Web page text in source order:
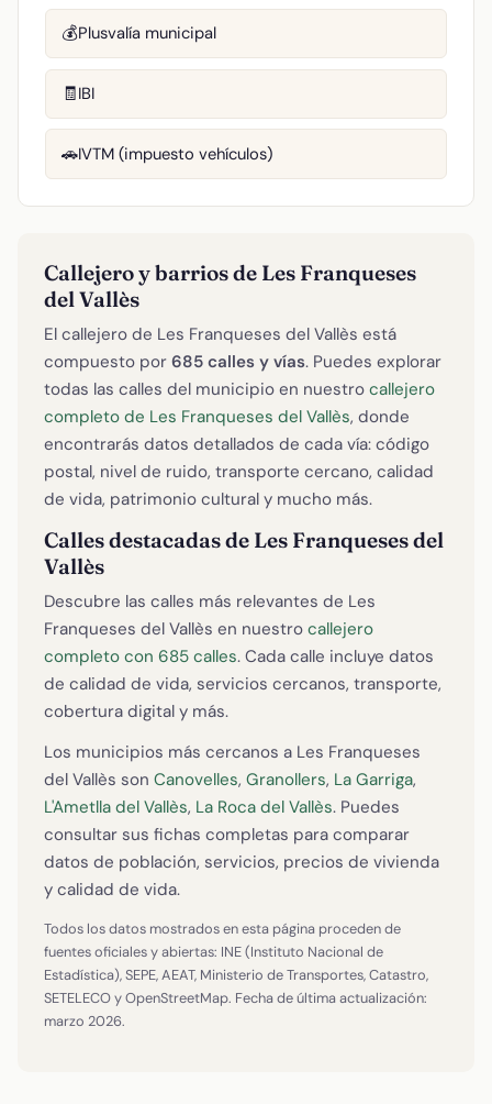
💰Plusvalía municipal
🧾IBI
🚗IVTM (impuesto vehículos)
Callejero y barrios de Les Franqueses
del Vallès
El callejero de Les Franqueses del Vallès está
compuesto por 685 calles y vías. Puedes explorar
todas las calles del municipio en nuestro callejero
completo de Les Franqueses del Vallès, donde
encontrarás datos detallados de cada vía: código
postal, nivel de ruido, transporte cercano, calidad
de vida, patrimonio cultural y mucho más.
Calles destacadas de Les Franqueses del
Vallès
Descubre las calles más relevantes de Les
Franqueses del Vallès en nuestro callejero
completo con 685 calles. Cada calle incluye datos
de calidad de vida, servicios cercanos, transporte,
cobertura digital y más.
Los municipios más cercanos a Les Franqueses
del Vallès son Canovelles, Granollers, La Garriga,
L'Ametlla del Vallès, La Roca del Vallès. Puedes
consultar sus fichas completas para comparar
datos de población, servicios, precios de vivienda
y calidad de vida.
Todos los datos mostrados en esta página proceden de
fuentes oficiales y abiertas: INE (Instituto Nacional de
Estadística), SEPE, AEAT, Ministerio de Transportes, Catastro,
SETELECO y OpenStreetMap. Fecha de última actualización:
marzo 2026.